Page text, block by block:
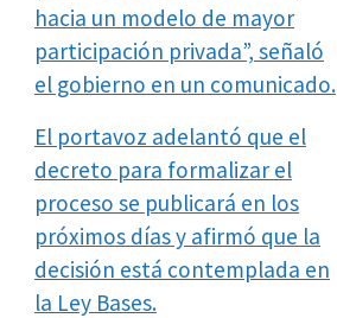
hacia un modelo de mayor
participación privada”, señaló
el gobierno en un comunicado.
El portavoz adelantó que el
decreto para formalizar el
proceso se publicará en los
próximos días y afirmó que la
decisión está contemplada en
la Ley Bases.